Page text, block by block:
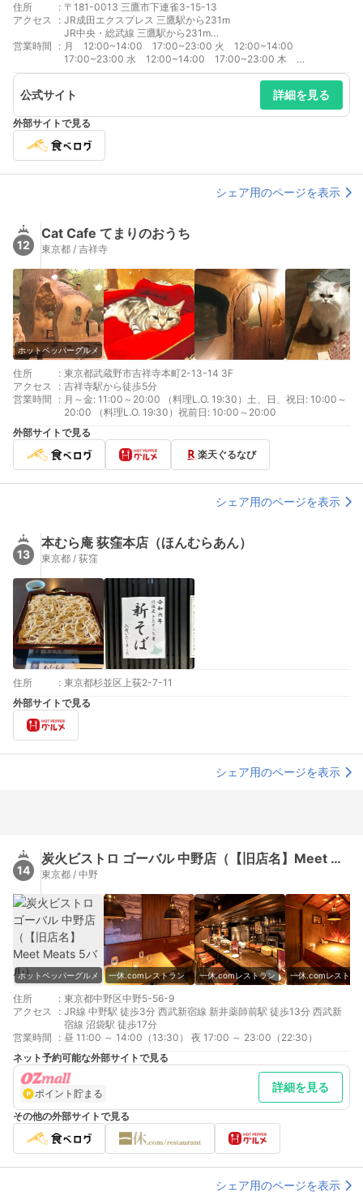
住所 : 〒181-0013 三鷹市下連雀3-15-13
アクセス
: JR成田エクスプレス 三鷹駅から231m
JR中央・総武線 三鷹駅から231m
JR中央本線(東京ｰ塩尻) 三鷹駅から231m
JR中央線(快速) 三鷹駅から231m
JR成田エクスプレス 吉祥寺駅から1577m
営業時間 : 月 12:00~14:00 17:00~23:00 火 12:00~14:00
17:00~23:00 水 12:00~14:00 17:00~23:00 木
12:00~14:00 17:00~23:00 金 12:00~14:00 17:00~23:00
土 12:00~14:00 17:00~23:00 日 12:00~14:00
17:00~23:00 【精肉店】 11：30～CLOSE ランチ 12:00〜14:00
（L.O 13:15） ディナー 17:00～23:00 （L.O 22:00）
公式サイト 詳細を見る
外部サイトで見る
シェア用のページを表示
12
Cat Cafe てまりのおうち
東京都 / 吉祥寺
ホットペッパーグルメ
住所 : 東京都武蔵野市吉祥寺本町2-13-14 3F
アクセス
: 吉祥寺駅から徒歩5分
営業時間
: 月～金: 11:00～20:00 （料理L.O. 19:30）土、日、祝日: 10:00～
20:00 （料理L.O. 19:30）祝前日: 10:00～20:00
外部サイトで見る
楽天ぐるなび
シェア用のページを表示
13
本むら庵 荻窪本店（ほんむらあん）
東京都 / 荻窪
住所 : 東京都杉並区上荻2-7-11
外部サイトで見る
シェア用のページを表示
14
炭火ビストロ ゴーバル 中野店（【旧店名】Meet Meats 5バル）
東京都 / 中野
ホットペッパーグルメ 一休.comレストラン 一休.comレストラン 一休.comレストラ
住所 : 東京都中野区中野5-56-9
アクセス
: JR線 中野駅 徒歩3分 西武新宿線 新井薬師前駅 徒歩13分 西武新
宿線 沼袋駅 徒歩17分
営業時間
: 昼 11:00 ～ 14:00（13:30） 夜 17:00 ～ 23:00（22:30）
ネット予約可能な外部サイトで見る
ポイント貯まる 詳細を見る
その他の外部サイトで見る
シェア用のページを表示